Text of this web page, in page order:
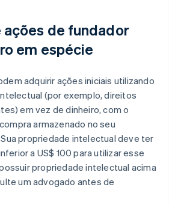
ações de fundador
em espécie
adquirir ações iniciais utilizando
(por exemplo, direitos
em vez de dinheiro, com o
armazenado no seu
propriedade intelectual deve ter
a US$ 100 para utilizar esse
propriedade intelectual acima
um advogado antes de